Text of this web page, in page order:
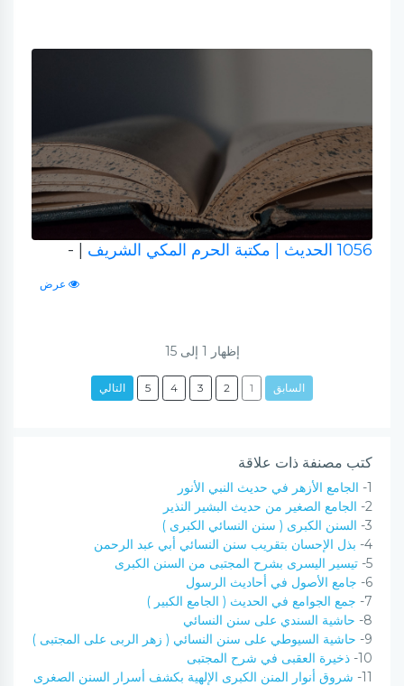
1056 الحديث | مكتبة الحرم المكي الشريف | -
عرض
إظهار 1 إلى15
السابق 1
2
3
4
5 التالي
كتب مصنفة ذات علاقة
1- الجامع الأزهر في حديث النبي الأنور
2- الجامع الصغير من حديث البشير النذير
3- السنن الكبرى ( سنن النسائي الكبرى )
4- بذل الإحسان بتقريب سنن النسائي أبي عبد الرحمن
5- تيسير اليسرى بشرح المجتبى من السنن الكبرى
6-
جامع الأصول في أحاديث الرسول
7-
جمع الجوامع في الحديث ( الجامع الكبير )
8-
حاشية السندي على سنن النسائي
9-
حاشية السيوطي على سنن النسائي ( زهر الربى على المجتبى )
10- ذخيرة العقبى في شرح المجتبى
11- شروق أنوار المنن الكبرى الإلهية بكشف أسرار السنن الصغرى